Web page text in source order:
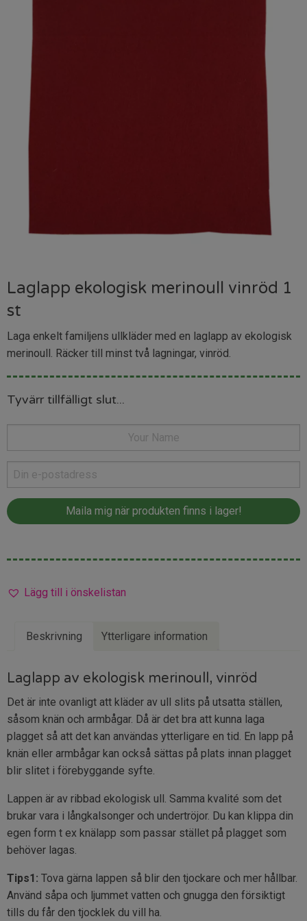
Laglapp ekologisk merinoull vinröd 1
st
Laga enkelt familjens ullkläder med en laglapp av ekologisk
merinoull. Räcker till minst två lagningar, vinröd.
Tyvärr tillfälligt slut...
Lägg till i önskelistan
Beskrivning Ytterligare information
Laglapp av ekologisk merinoull, vinröd
Det är inte ovanligt att kläder av ull slits på utsatta ställen,
såsom knän och armbågar. Då är det bra att kunna laga
plagget så att det kan användas ytterligare en tid. En lapp på
knän eller armbågar kan också sättas på plats innan plagget
blir slitet i förebyggande syfte.
Lappen är av ribbad ekologisk ull. Samma kvalité som det
brukar vara i långkalsonger och undertröjor. Du kan klippa din
egen form t ex knälapp som passar stället på plagget som
behöver lagas.
Tips1: Tova gärna lappen så blir den tjockare och mer hållbar.
Använd såpa och ljummet vatten och gnugga den försiktigt
tills du får den tjocklek du vill ha.